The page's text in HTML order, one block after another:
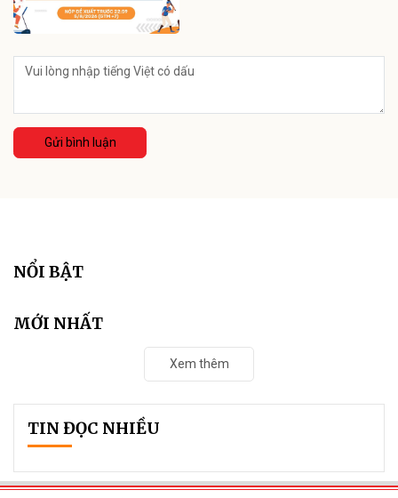
Gửi bình luận
cho thị trường năng lượng Việt Nam
kinh tế đang mở ra nhu cầu đầu tư lớn vào hạ tầng năng lượng.
nghiệp, công nghệ và dòng vốn...